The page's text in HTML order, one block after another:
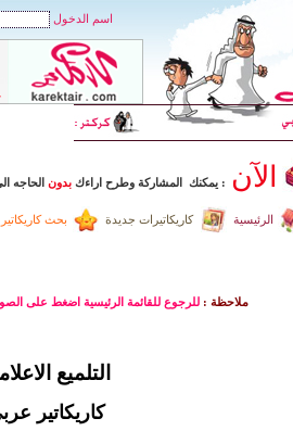
اسم الدخول
الآن : يمكنك المشاركة وطرح اراءك بدون الحاجه
بحث كاريكاتير كاريكاتيرات جديدة الرئيسية
ملاحظة : للرجوع للقائمة الرئيسية اضغط على
التلميع
كاريكاتير